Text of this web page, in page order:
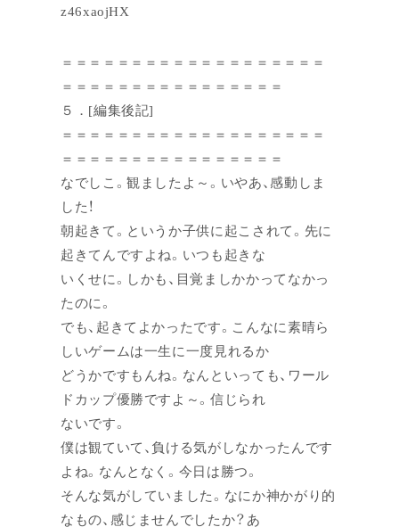
z46xaojHX
＝＝＝＝＝＝＝＝＝＝＝＝＝＝＝＝＝＝＝
＝＝＝＝＝＝＝＝＝＝＝＝＝＝＝＝
５．[編集後記]
＝＝＝＝＝＝＝＝＝＝＝＝＝＝＝＝＝＝＝
＝＝＝＝＝＝＝＝＝＝＝＝＝＝＝＝
なでしこ。観ましたよ～。いやあ、感動しま
した！
朝起きて。というか子供に起こされて。先に
起きてんですよね。いつも起きな
いくせに。しかも、目覚ましかかってなかっ
たのに。
でも、起きてよかったです。こんなに素晴ら
しいゲームは一生に一度見れるか
どうかですもんね。なんといっても、ワール
ドカップ優勝ですよ～。信じられ
ないです。
僕は観ていて、負ける気がしなかったんです
よね。なんとなく。今日は勝つ。
そんな気がしていました。なにか神かがり的
なもの、感じませんでしたか？あ